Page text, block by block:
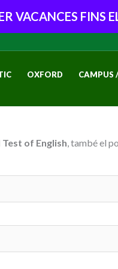
VACANCES FINS
OXFORD CAMPUS
of English, també el